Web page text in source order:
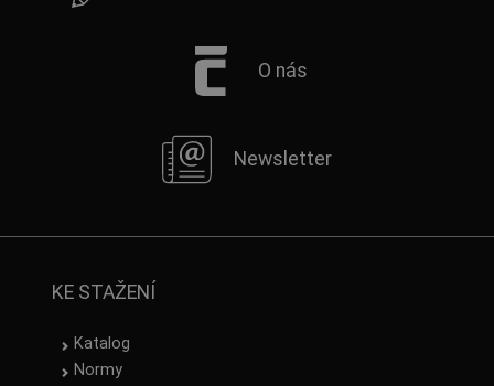
O nás
Newsletter
KE STAŽENÍ
Katalog
Normy